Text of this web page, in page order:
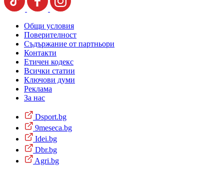
Общи условия
Поверителност
Съдържание от партньори
Контакти
Етичен кодекс
Всички статии
Ключови думи
Реклама
За нас
Dsport.bg
9meseca.bg
Idei.bg
Dbr.bg
Agri.bg